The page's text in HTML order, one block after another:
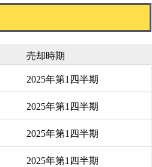
売却時期
2025年第1四半期
2025年第1四半期
2025年第1四半期
2025年第1四半期